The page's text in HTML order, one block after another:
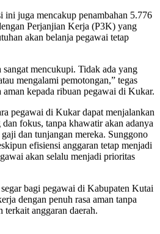
ini juga mencakup penambahan 5.776
Perjanjian Kerja (P3K) yang
akan belanja pegawai tetap
mencukupi. Tidak ada yang
mengalami pemotongan,” tegas
aman kepada ribuan pegawai di Kukar.
pegawai di Kukar dapat menjalankan
dan fokus, tanpa khawatir akan adanya
dan tunjangan mereka. Sunggono
efisiensi anggaran tetap menjadi
akan selalu menjadi prioritas
bagi pegawai di Kabupaten Kutai
dengan penuh rasa aman tanpa
terkait anggaran daerah.